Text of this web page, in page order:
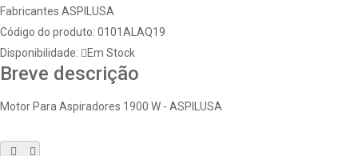
Fabricantes ASPILUSA
Código do produto: 0101ALAQ19
Disponibilidade:
Em Stock
Breve descrição
Motor Para Aspiradores 1900 W - ASPILUSA